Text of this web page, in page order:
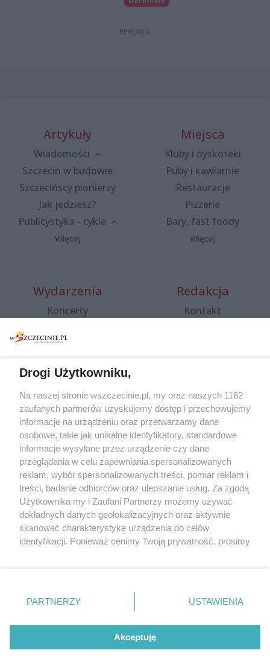
Artykuły
Wiadomości
Szczecin w budowie
Szczecińscy pionierzy
Jak jedziesz?
Publicystyka - cykle
Więcej
Miejsca
Kluby i dyskoteki
Puby i kawiarnie
Restauracje
Pizzerie
Bary, fast foody
Więcej
Wydarzenia
Koncerty
Spacery i oprowadzania
targi
Wernisaże
Więcej
Redakcja
Kontakt
Specjalny koncert z okazji
20. urodzin portalu
wSzczecinie.pl
Regulamin konkursów
śniadaniówka "Hej
Szczecin! Jest piątek!"
Partnerzy
Praca Szczecin
© 2026 wSzczecinie.pl
Created by GOD
Drogi Użytkowniku,
Na naszej stronie wszczecinie.pl, my oraz naszych 1162
zaufanych partnerów uzyskujemy dostęp i przechowujemy
informacje na urządzeniu oraz przetwarzamy dane
osobowe, takie jak unikalne identyfikatory, standardowe
informacje wysyłane przez urządzenie czy dane
przeglądania w celu zapewniania spersonalizowanych
reklam, wybór spersonalizowanych treści, pomiar reklam i
treści, badanie odbiorców oraz ulepszanie usług. Za zgodą
Użytkownika my i Zaufani Partnerzy możemy używać
dokładnych danych geolokalizacyjnych oraz aktywnie
skanować charakterystykę urządzenia do celów
identyfikacji. Ponieważ cenimy Twoją prywatność, prosimy
prywatności znajdujący się w lewym dolnym rogu strony
. Niektóre rodzaje przetwarzania danych nie wymagają
takiemu przetwarzaniu. Preferencje będą miały
zastosowania tylko na tej witrynie.
PARTNERZY USTAWIENIA
Akceptuję